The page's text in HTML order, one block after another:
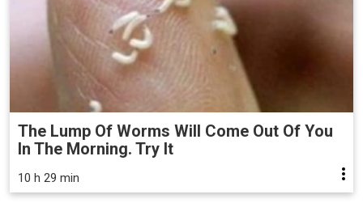
The Lump Of Worms Will Come Out Of You
In The Morning. Try It
10 h 29 min